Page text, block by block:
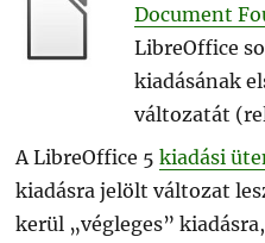
Document
LibreOffice
kiadásának
változatát
A LibreOffice 5kiadási
kiadásra jelölt változat
kerül „végleges”